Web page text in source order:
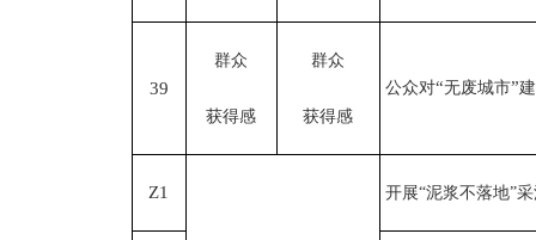
39
群众
获得感
群众
获得感
公众对“无废城市”
Z1 开展“泥浆不落地”